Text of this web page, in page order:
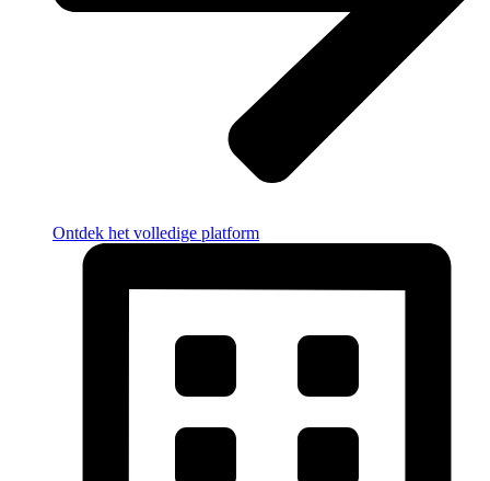
Ontdek het volledige platform